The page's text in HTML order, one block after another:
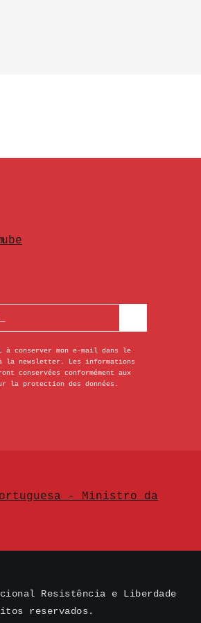
à conserver mon e-mail dans le
la newsletter. Les informations
conservées conformément aux
la protection des données.
Resistência e Liberdade
reservados.